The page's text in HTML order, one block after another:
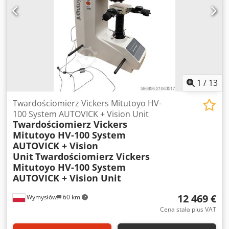
1 / 13
Wymysłów 60 km
Twardościomierz Vickers Mitutoyo HV-
100 System AUTOVICK + Vision Unit
Twardościomierz Vickers
Mitutoyo HV-100 System
AUTOVICK + Vision
UnitTwardościomierz Vickers
Mitutoyo HV-100 System
AUTOVICK + Vision Unit
12 469 €
Cena stała plus VAT